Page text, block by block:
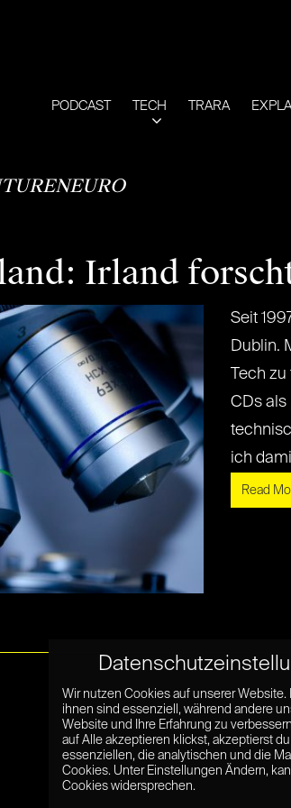
PODCAST TECH TRARA
Irland
Seit
Dublin.
Tech zu
CDs als
ich
Read
Wir nutzen Cookies auf unserer Website.
ihnen sind essenziell, während andere
Website und Ihre Erfahrung zu
auf Alle akzeptieren klickst, akzeptierst
essenziellen, die analytischen und die
Cookies. Unter Einstellungen Ändern,
Cookies widersprechen.